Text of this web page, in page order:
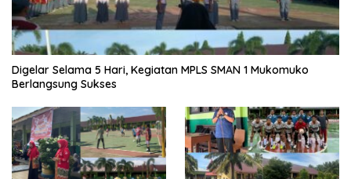
Digelar Selama 5 Hari, Kegiatan MPLS SMAN 1 Mukomuko
Berlangsung Sukses